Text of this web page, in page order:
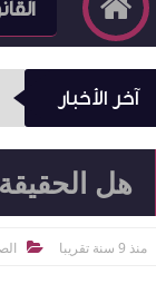
آخر الأخبار
هل
منذ 9 سنة تقريبا 